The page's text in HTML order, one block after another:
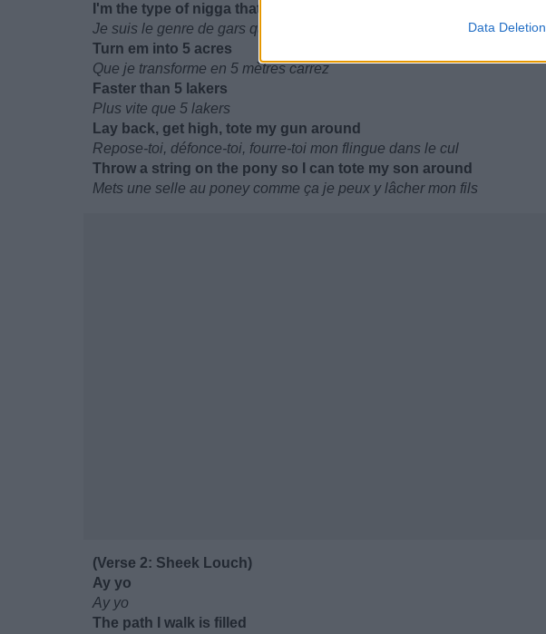
Data Deletion
I'm the type of nigga that'll take 5 cakes
Je suis le genre de gars qui peut prendre 5 cakes
Turn em into 5 acres
Que je transforme en 5 mètres carrez
Faster than 5 lakers
Plus vite que 5 lakers
Lay back, get high, tote my gun around
Repose-toi, défonce-toi, fourre-toi mon flingue dans le cul
Throw a string on the pony so I can tote my son around
Mets une selle au poney comme ça je peux y lâcher mon fils
(Verse 2: Sheek Louch)
Ay yo
Ay yo
The path I walk is filled